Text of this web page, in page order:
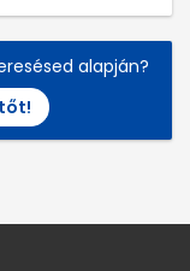
alapján?